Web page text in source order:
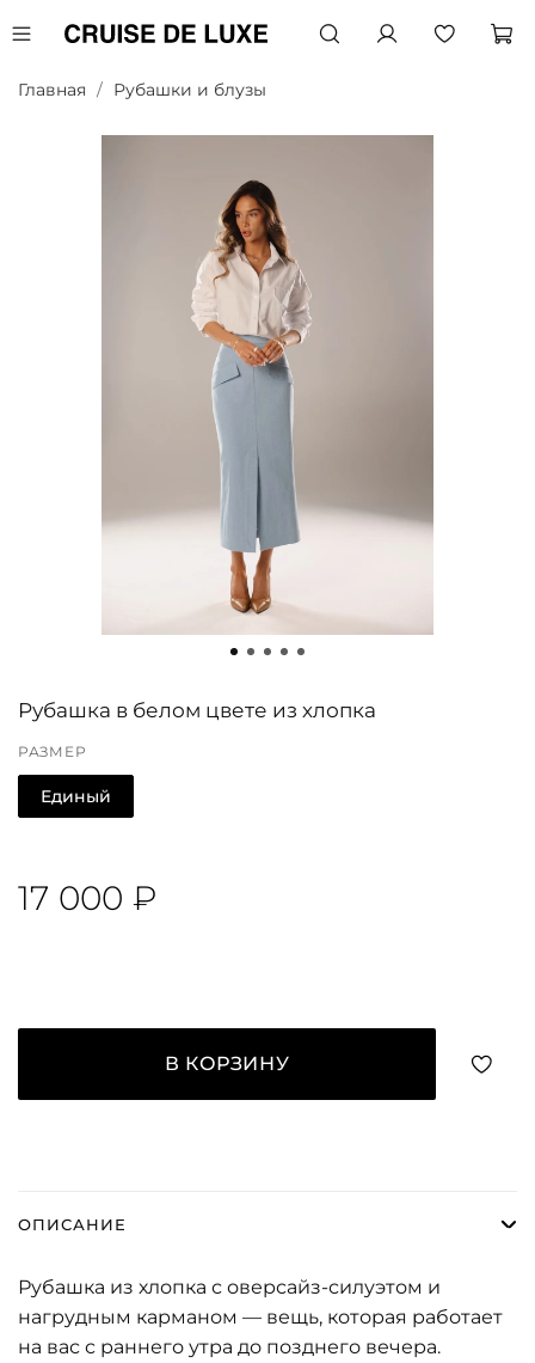
Главная Рубашки и блузы
Рубашка в белом цвете из хлопка
РАЗМЕР
Единый
17 000 ₽
В КОРЗИНУ
ОПИСАНИЕ
Рубашка из хлопка с оверсайз-силуэтом и
нагрудным карманом — вещь, которая работает
на вас с раннего утра до позднего вечера.